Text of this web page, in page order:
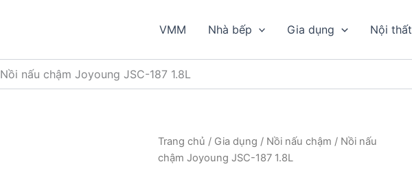
VMM Nhà bếp Gia dụng Nội thất
Nồi nấu chậm Joyoung JSC-187 1.8L
Trang chủ / Gia dụng / Nồi nấu chậm / Nồi nấu
chậm Joyoung JSC-187 1.8L